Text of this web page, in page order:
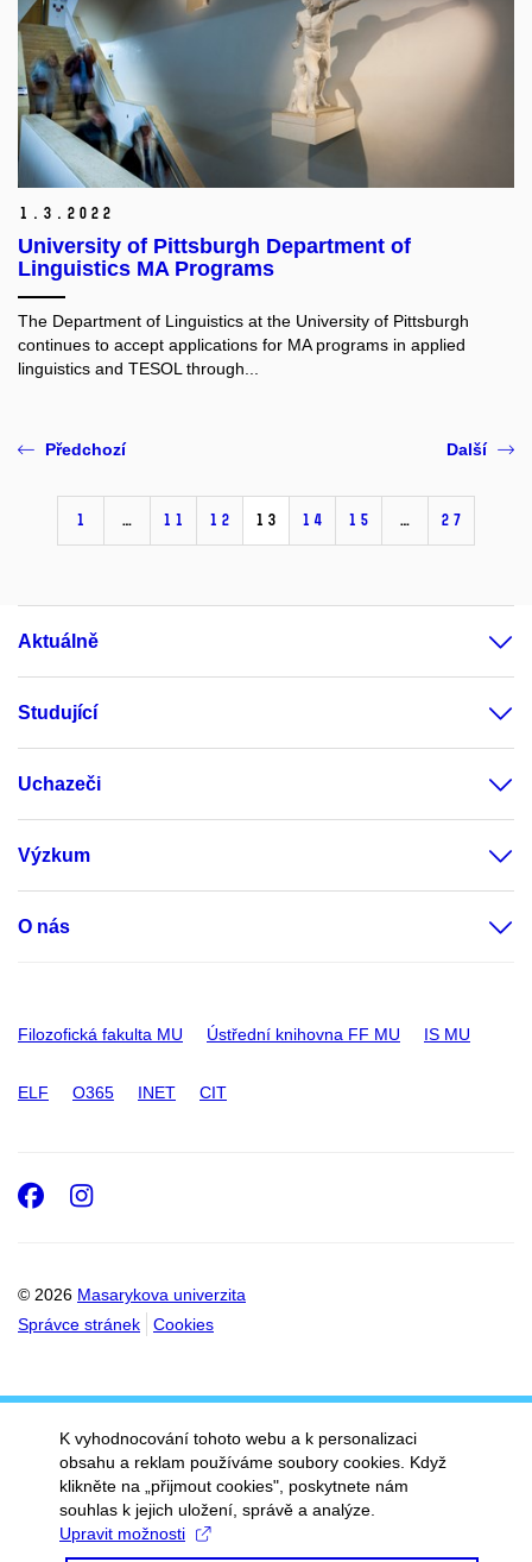
1. 3. 2022
University of Pittsburgh Department of
Linguistics MA Programs
The Department of Linguistics at the University of Pittsburgh
continues to accept applications for MA programs in applied
linguistics and TESOL through...
Předchozí
1 … 11 12 13 14 15 … 27
Další
Aktuálně
Studující
Uchazeči
Výzkum
O nás
Filozofická fakulta MU Ústřední knihovna FF MU IS MU
ELF O365 INET CIT
© 2026 Masarykova univerzita
Správce stránek
Cookies
Facebook
Instagram
K vyhodnocování tohoto webu a k personalizaci
obsahu a reklam používáme soubory cookies. Když
klikněte na „přijmout cookies", poskytnete nám
souhlas k jejich uložení, správě a analýze.
Upravit možnosti